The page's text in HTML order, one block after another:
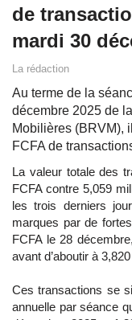
de
mardi 30
La rédaction
Au terme de la
décembre 2025 de
Mobilières (BRVM),
FCFA de
La valeur totale des
FCFA contre 5,059
les trois derniers
marques par de
FCFA le 28
avant d’aboutir à
Ces transactions se
annuelle par séance